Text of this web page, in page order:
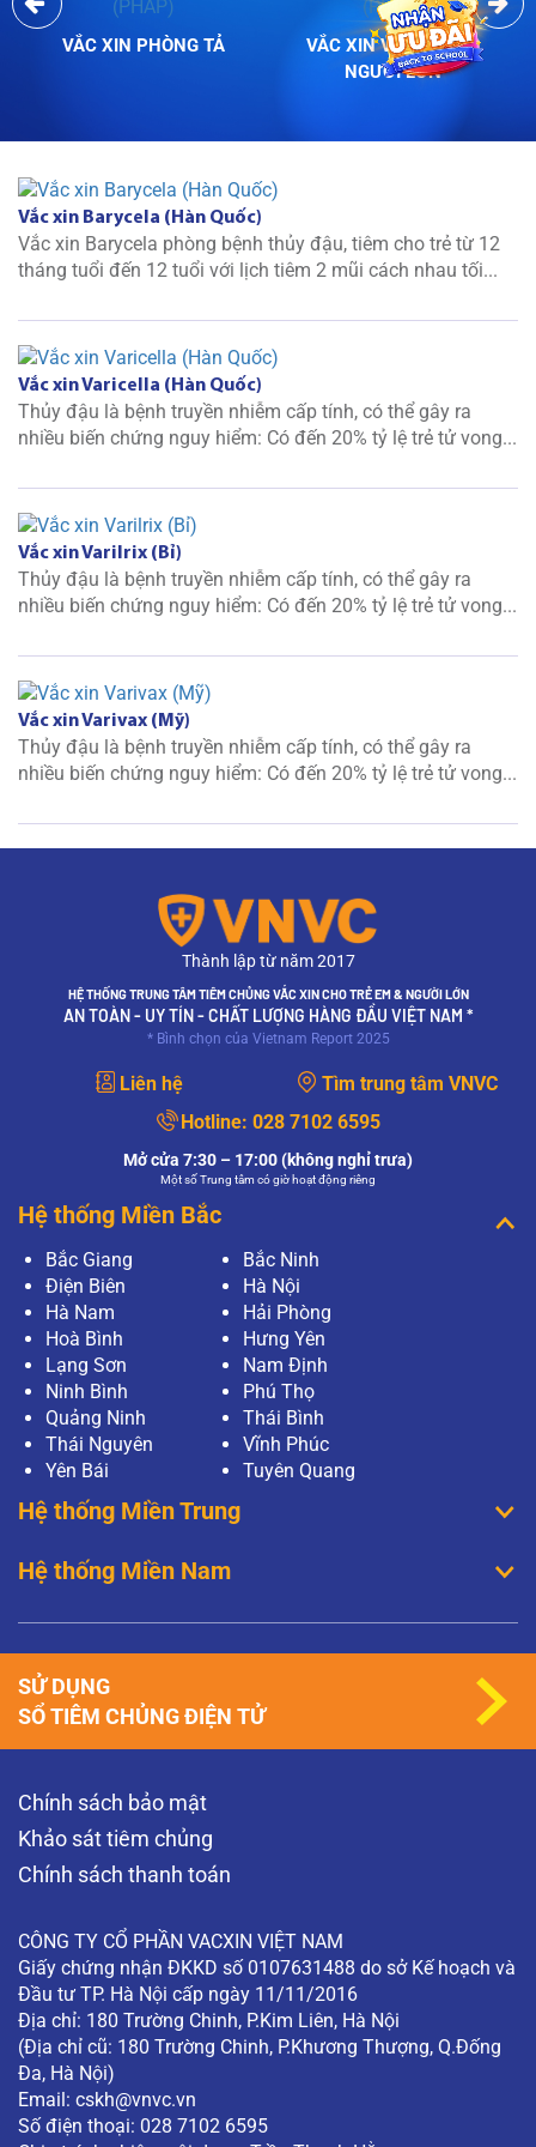
VẮC XIN PHÒNG TẢ
VẮC XIN VIÊM GAN B
NGƯỜI LỚN
Vắc xin Barycela (Hàn Quốc)
Vắc xin Barycela phòng bệnh thủy đậu, tiêm cho trẻ từ 12
tháng tuổi đến 12 tuổi với lịch tiêm 2 mũi cách nhau tối...
Vắc xin Varicella (Hàn Quốc)
Thủy đậu là bệnh truyền nhiễm cấp tính, có thể gây ra
nhiều biến chứng nguy hiểm: Có đến 20% tỷ lệ trẻ tử vong...
Vắc xin Varilrix (Bỉ)
Thủy đậu là bệnh truyền nhiễm cấp tính, có thể gây ra
nhiều biến chứng nguy hiểm: Có đến 20% tỷ lệ trẻ tử vong...
Vắc xin Varivax (Mỹ)
Thủy đậu là bệnh truyền nhiễm cấp tính, có thể gây ra
nhiều biến chứng nguy hiểm: Có đến 20% tỷ lệ trẻ tử vong...
Thành lập từ năm 2017
HỆ THỐNG TRUNG TÂM TIÊM CHỦNG VẮC XIN CHO TRẺ EM & NGƯỜI LỚN
AN TOÀN - UY TÍN - CHẤT LƯỢNG HÀNG ĐẦU VIỆT NAM *
* Bình chọn của Vietnam Report 2025
Liên hệ
Tìm trung tâm VNVC
Hotline: 028 7102 6595
Mở cửa 7:30 – 17:00 (không nghỉ trưa)
Một số Trung tâm có giờ hoạt động riêng
Hệ thống Miền Bắc
Bắc Giang
Bắc Ninh
Điện Biên
Hà Nội
Hà Nam
Hải Phòng
Hoà Bình
Hưng Yên
Lạng Sơn
Nam Định
Ninh Bình
Phú Thọ
Quảng Ninh
Thái Bình
Thái Nguyên
Vĩnh Phúc
Yên Bái
Tuyên Quang
Hệ thống Miền Trung
Hệ thống Miền Nam
Chính sách bảo mật
Khảo sát tiêm chủng
Chính sách thanh toán
CÔNG TY CỔ PHẦN VACXIN VIỆT NAM
Giấy chứng nhận ĐKKD số 0107631488 do sở Kế hoạch và
Đầu tư TP. Hà Nội cấp ngày 11/11/2016
Địa chỉ: 180 Trường Chinh, P.Kim Liên, Hà Nội
(Địa chỉ cũ: 180 Trường Chinh, P.Khương Thượng, Q.Đống
Đa, Hà Nội)
Email: cskh@vnvc.vn
Số điện thoại: 028 7102 6595
SỬ DỤNG
SỔ TIÊM CHỦNG ĐIỆN TỬ